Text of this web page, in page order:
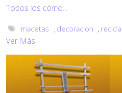
Todos los cómo...
macetas , decoracion ,
Ver Más